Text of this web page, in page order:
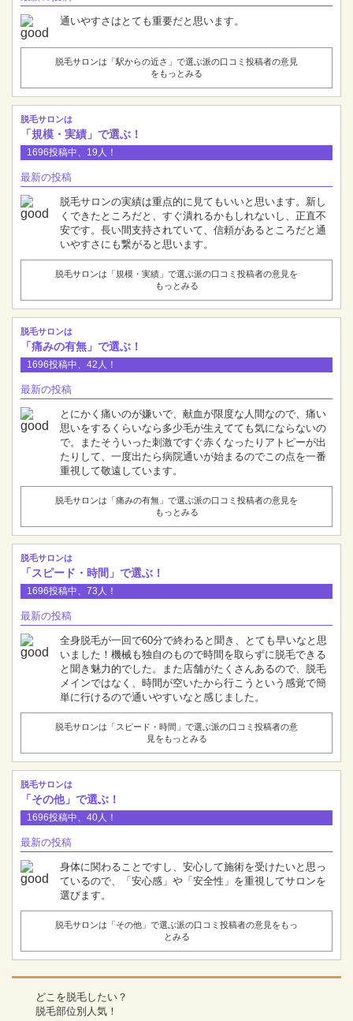
通いやすさはとても重要だと思います。
脱毛サロンは「駅からの近さ」で選ぶ派の口コミ投稿者の意見
をもっとみる
脱毛サロンは
「規模・実績」で選ぶ！
1696投稿中、19人！
最新の投稿
脱毛サロンの実績は重点的に見てもいいと思います。新し
くできたところだと、すぐ潰れるかもしれないし、正直不
安です。長い間支持されていて、信頼があるところだと通
いやすさにも繋がると思います。
脱毛サロンは「規模・実績」で選ぶ派の口コミ投稿者の意見を
もっとみる
脱毛サロンは
「痛みの有無」で選ぶ！
1696投稿中、42人！
最新の投稿
とにかく痛いのが嫌いで、献血が限度な人間なので、痛い
思いをするくらいなら多少毛が生えてても気にならないの
で。またそういった刺激ですぐ赤くなったりアトピーが出
たりして、一度出たら病院通いが始まるのでこの点を一番
重視して敬遠しています。
脱毛サロンは「痛みの有無」で選ぶ派の口コミ投稿者の意見を
もっとみる
脱毛サロンは
「スピード・時間」で選ぶ！
1696投稿中、73人！
最新の投稿
全身脱毛が一回で60分で終わると聞き、とても早いなと思
いました！機械も独自のもので時間を取らずに脱毛できる
と聞き魅力的でした。また店舗がたくさんあるので、脱毛
メインではなく、時間が空いたから行こうという感覚で簡
単に行けるので通いやすいなと感じました。
脱毛サロンは「スピード・時間」で選ぶ派の口コミ投稿者の意
見をもっとみる
脱毛サロンは
「その他」で選ぶ！
1696投稿中、40人！
最新の投稿
身体に関わることですし、安心して施術を受けたいと思っ
ているので、「安心感」や「安全性」を重視してサロンを
選びます。
脱毛サロンは「その他」で選ぶ派の口コミ投稿者の意見をもっ
とみる
どこを脱毛したい？
脱毛部位別人気！